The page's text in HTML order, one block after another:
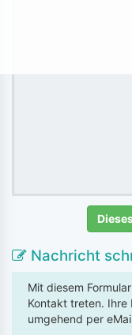
Nachricht
Mit diesem
Kontakt treten.
umgehend per